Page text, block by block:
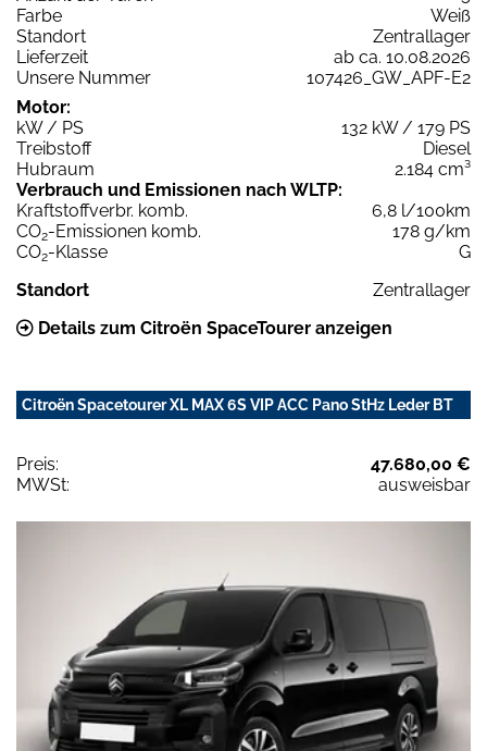
Farbe
Weiß
Standort
Zentrallager
Lieferzeit
ab ca. 10.08.2026
Unsere Nummer
107426_GW_APF-E2
Motor:
kW / PS
132 kW / 179 PS
Treibstoff
Diesel
Hubraum
2.184 cm³
Verbrauch und Emissionen nach WLTP:
Kraftstoffverbr. komb.
6,8 l/100km
CO2-Emissionen komb.
178 g/km
CO2-Klasse
G
Standort
Zentrallager
Details zum Citroën SpaceTourer anzeigen
Citroën Spacetourer XL MAX 6S VIP ACC Pano StHz Leder BT
Preis:
47.680,00 €
MWSt:
ausweisbar